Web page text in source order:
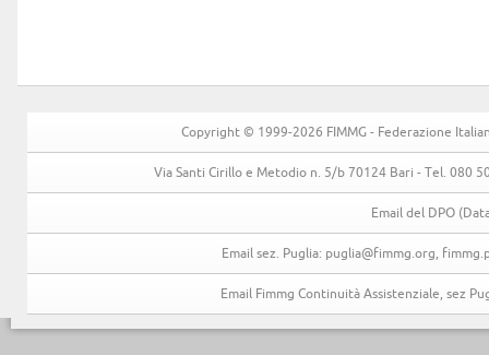
Copyright © 1999-2026 FIMMG - Federazione
Via Santi Cirillo e Metodio n. 5/b 70124 Bari - Tel. 080
Email del DPO
Email sez. Puglia: puglia@fimmg.org,
Email Fimmg Continuità Assistenziale, sez